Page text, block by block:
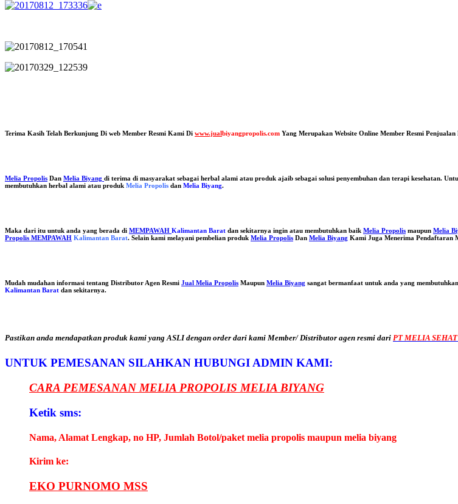
Terima Kasih Telah Berkunjung Di web Member Resmi Kami Di www.jualbiyangpropolis.com Yang Merupakan Website Online Member Resmi Penjualan
Melia Propolis Dan Melia Biyang di terima di masyarakat sebagai herbal alami atau produk ajaib sebagai solusi penyembuhan dan terapi kesehatan.
membutuhkan herbal alami atau produk Melia Propolis dan Melia Biyang.
Maka dari itu untuk anda yang berada di MEMPAWAH Kalimantan Barat dan sekitarnya ingin atau membutuhkan baik Melia Propolis maupun Melia
Propolis MEMPAWAH Kalimantan Barat. Selain kami melayani pembelian produk Melia Propolis Dan Melia Biyang Kami Juga Menerima Pendaftaran
Mudah mudahan informasi tentang Distributor Agen Resmi Jual Melia Propolis Maupun Melia Biyang sangat bermanfaat untuk anda yang
Kalimantan Barat dan sekitarnya.
Pastikan anda mendapatkan produk kami yang ASLI dengan order dari kami Member/ Distributor agen resmi dari PT MELIA
UNTUK PEMESANAN SILAHKAN HUBUNGI ADMIN KAMI:
CARA PEMESANAN MELIA PROPOLIS MELIA BIYANG
Ketik sms:
Nama, Alamat Lengkap, no HP, Jumlah Botol/paket melia propolis maupun melia biyang
Kirim ke:
EKO PURNOMO MSS